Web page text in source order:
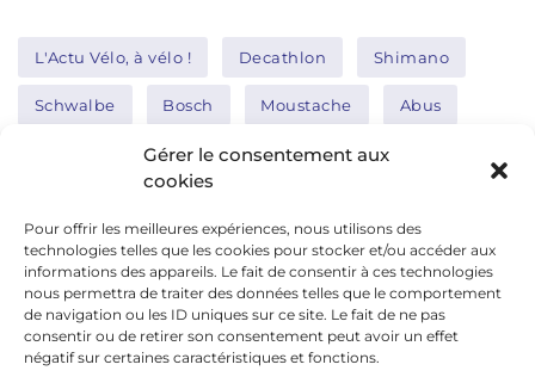
Gérer le consentement aux
cookies
Pour offrir les meilleures expériences, nous utilisons des
technologies telles que les cookies pour stocker et/ou accéder aux
informations des appareils. Le fait de consentir à ces technologies
nous permettra de traiter des données telles que le comportement
de navigation ou les ID uniques sur ce site. Le fait de ne pas
consentir ou de retirer son consentement peut avoir un effet
négatif sur certaines caractéristiques et fonctions.
L'Actu Vélo, à vélo ! Decathlon Shimano
Schwalbe Bosch Moustache Abus
Thule Nakamura
Réseaux sociaux
google news
facebook